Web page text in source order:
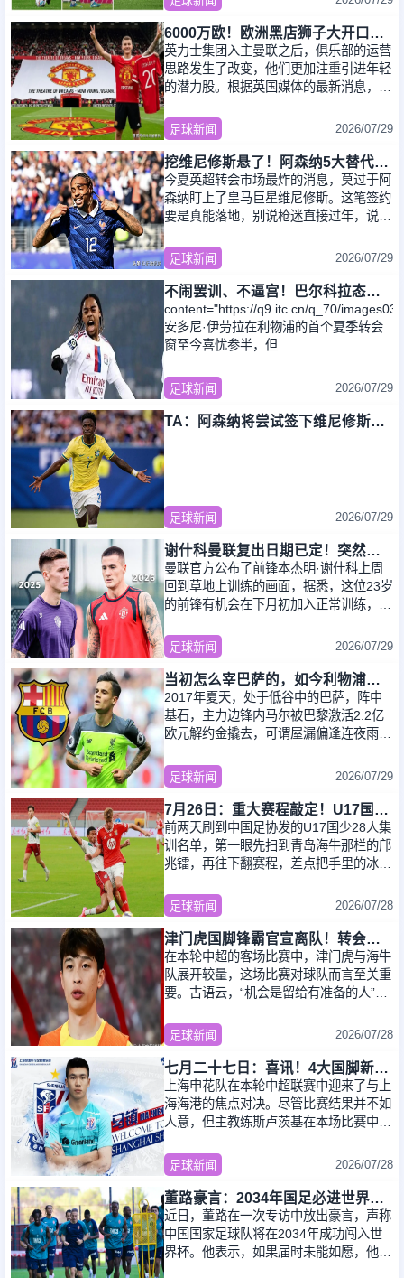
6000万欧！欧洲黑店狮子大开口，曼联与8大豪门争抢18岁天才少年
英力士集团入主曼联之后，俱乐部的运营
思路发生了改变，他们更加注重引进年轻
的潜力股。根据英国媒体的最新消息，目
前曼联正在考虑引进18岁的波兰新星奥斯
卡·足球新闻 2026/07/29
挖维尼修斯悬了！阿森纳5大替代者出炉，巴萨飞翼最适合塔帅
今夏英超转会市场最炸的消息，莫过于阿
森纳盯上了皇马巨星维尼修斯。这笔签约
要是真能落地，别说枪迷直接过年，说是
整个英超夏窗的“王炸交易”都不为过。但
热足球新闻 2026/07/29
不闹罢训、不逼宫！巴尔科拉态度曝光，利物浦想签下他更难了
content="https://q9.itc.cn/q_70/
安多尼·伊劳拉在利物浦的首个夏季转会
窗至今喜忧参半，但
足球新闻 2026/07/29
TA：阿森纳将尝试签下维尼修斯，萨利巴伤停不得不再引进一名后卫
足球新闻 2026/07/29
谢什科曼联复出日期已定！突然变壮原因揭晓，跟队合练后将恢复正常
曼联官方公布了前锋本杰明·谢什科上周
回到草地上训练的画面，据悉，这位23岁
的前锋有机会在下月初加入正常训练，并
效力
足球新闻 2026/07/29
当初怎么宰巴萨的，如今利物浦就怎么被人宰，替补边锋巴黎要1.7亿
2017年夏天，处于低谷中的巴萨，阵中
基石，主力边锋内马尔被巴黎激活2.2亿
欧元解约金撬去，可谓屋漏偏逢连夜雨。
为了寻找内马尔的接替人选，巴萨从多特
蒙德引进法
足球新闻 2026/07/29
7月26日：重大赛程敲定！U17国足先迎战阿森纳，再战勒沃库森，邝兆镭能否迎来爆发？
前两天刷到中国足协发的U17国少28人集
训名单，第一眼先扫到青岛海牛那栏的邝
兆镭，再往下翻赛程，差点把手里的冰美
U17第一场
足球新闻 2026/07/28
津门虎国脚锋霸官宣离队！转会大连英博一事引发球迷质疑
在本轮中超的客场比赛中，津门虎与海牛
队展开较量，这场比赛对球队而言至关重
要。古语云，“机会是留给有准备的人”，
位实
足球新闻 2026/07/28
七月二十七日：喜讯！4大国脚新援将在7月26日提前官宣转会申花俱乐部
上海申花队在本轮中超联赛中迎来了与上
海海港的焦点对决。尽管比赛结果并不如
人意，但主教练斯卢茨基在本场比赛中依
旧给予了年轻门将薛庆浩首发登场的机会
足球新闻 2026/07/28
董路豪言：2034年国足必进世界杯，职业生涯押注青训未来！
近日，董路在一次专访中放出豪言，声称
中国国家足球队将在2034年成功闯入世
界杯。他表示，如果届时未能如愿，他将
当场宣布结束自己与足球相关的职业生